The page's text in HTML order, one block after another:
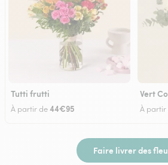
Tutti frutti
À partir de44€95
Vert
À partir
Faire livrer des